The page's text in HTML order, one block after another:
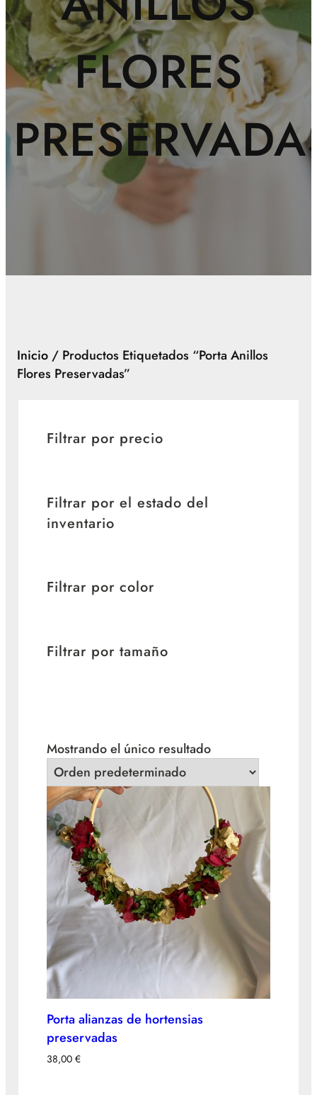
FLORES
Inicio/ Productos Etiquetados “porta Anillos
Flores Preservadas”
Filtrar por precio
Filtrar por el estado del
inventario
Filtrar por color
Filtrar por tamaño
Mostrando el único resultado
Porta alianzas de hortensias
preservadas
38,00 €